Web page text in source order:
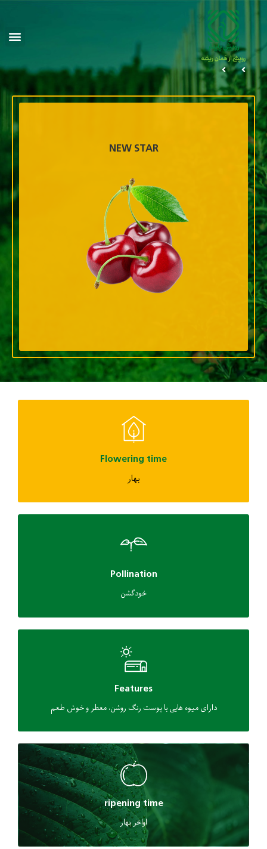
NEW STAR
Flowering time
بهار
Pollination
خودگشن
Features
دارای میوه هایی با پوست رنگ روشن، معطر و خوش طعم
ripening time
اواخر بهار